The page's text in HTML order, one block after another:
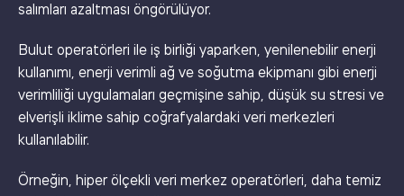
salımları azaltması öngörülüyor.
Bulut operatörleri ile iş birliği yaparken, yenilenebilir enerji
kullanımı, enerji verimli ağ ve soğutma ekipmanı gibi enerji
verimliliği uygulamaları geçmişine sahip, düşük su stresi ve
elverişli iklime sahip coğrafyalardaki veri merkezleri
kullanılabilir.
Örneğin, hiper ölçekli veri merkez operatörleri, daha temiz